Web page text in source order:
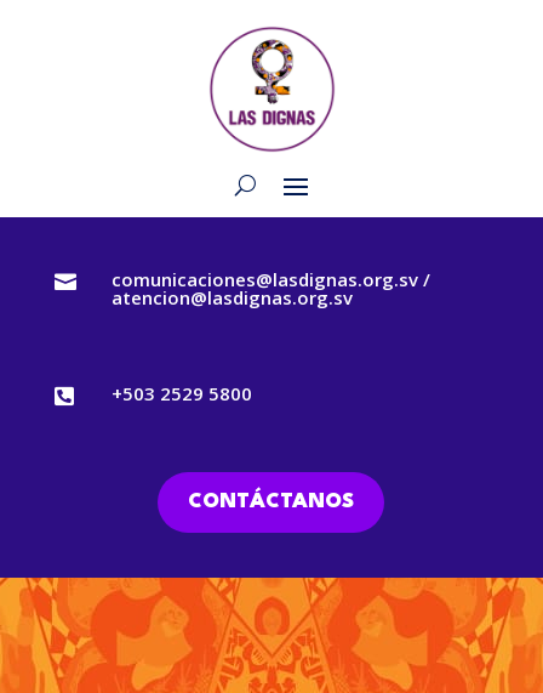
 comunicaciones@lasdignas.org.sv /
atencion@lasdignas.org.sv
 +503 2529 5800
CONTÁCTANOS